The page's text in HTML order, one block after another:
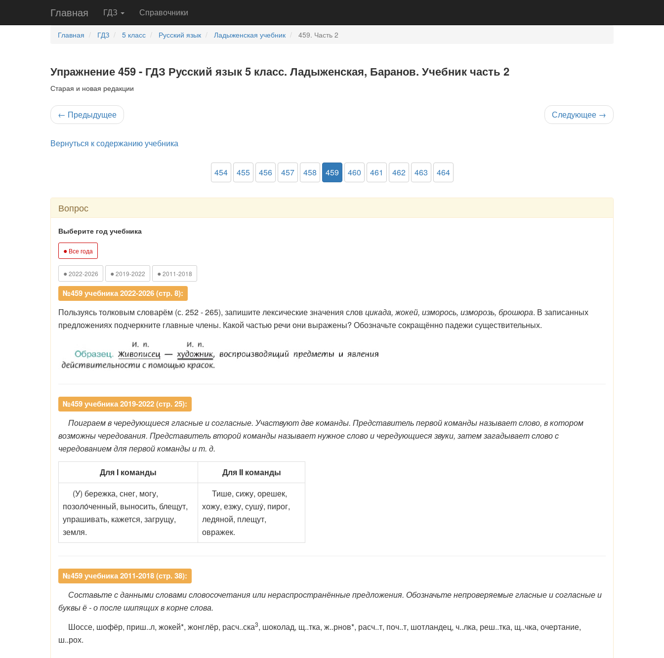
Главная ГДЗ Справочники
Главная ГДЗ 5 класс Русский язык Ладыженская учебник 459. Часть 2
Упражнение 459 - ГДЗ Русский язык 5 класс. Ладыженская, Баранов. Учебник часть 2
Старая и новая редакции
← Предыдущее Следующее →
Вернуться к содержанию учебника
454 455 456 457 458 459 460 461 462 463 464
Вопрос
Выберите год учебника
● Все года
● 2022-2026 ● 2019-2022 ● 2011-2018
№459 учебника 2022-2026 (стр. 8):
Пользуясь толковым словарём (с. 252 - 265), запишите лексические значения слов цикада, жокей, изморось, изморозь, брошюра. В записанных
предложениях подчеркните главные члены. Какой частью речи они выражены? Обозначьте сокращённо падежи существительных.
№459 учебника 2019-2022 (стр. 25):
Поиграем в чередующиеся гласные и согласные. Участвуют две команды. Представитель первой команды называет слово, в котором
возможны чередования. Представитель второй команды называет нужное слово и чередующиеся звуки, затем загадывает слово с
чередованием для первой команды и т. д.
Для I команды
Для II команды
(У) бережка, снег, могу,
позоло́ченный, выносить, блещут,
упрашивать, кажется, загрущу,
земля.
Тише, сижу, орешек,
хожу, езжу, сушу́, пирог,
ледяной, плещут,
овражек.
№459 учебника 2011-2018 (стр. 38):
Составьте с данными словами словосочетания или нераспространённые предложения. Обозначьте непроверяемые гласные и согласные и
буквы ё - о после шипящих в корне слова.
Шоссе, шофёр, приш..л, жокей*, жонглёр, расч..ска3, шоколад, щ..тка, ж..рнов*, расч..т, поч..т, шотландец, ч..лка, реш..тка, щ..чка, очертание,
ш..рох.